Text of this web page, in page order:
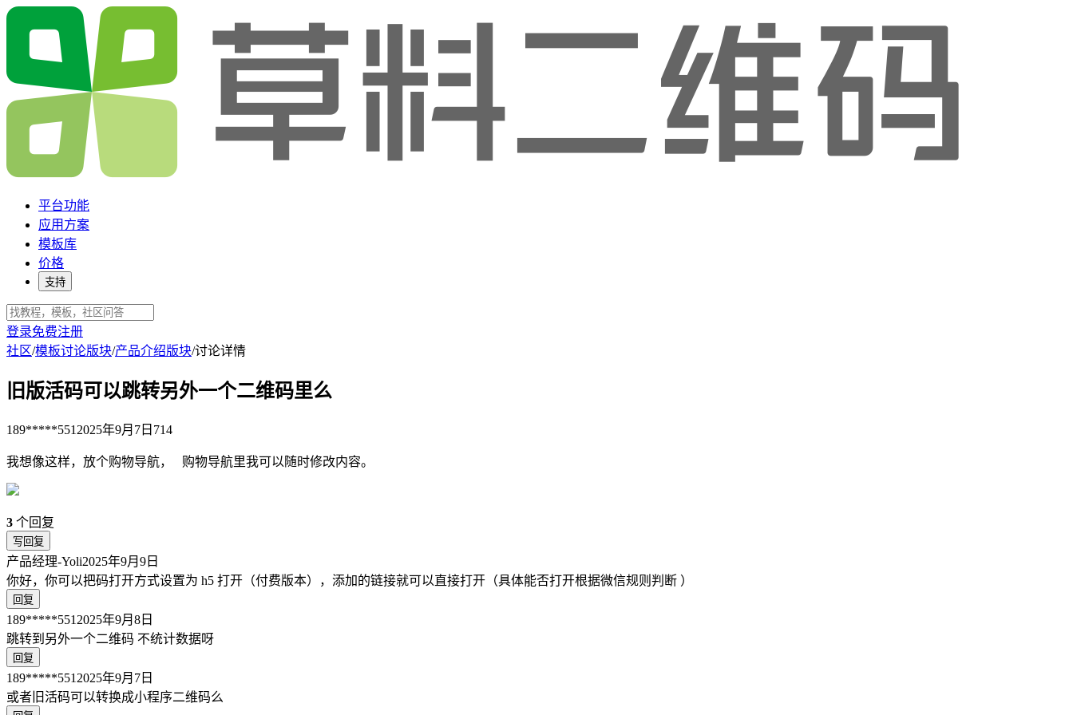
平台功能
应用方案
模板库
价格
支持
登录免费注册
社区/模板讨论版块/产品介绍版块/讨论详情
旧版活码可以跳转另外一个二维码里么
189*****551 2025年9月7日 714
我想像这样，放个购物导航， 购物导航里我可以随时修改内容。
3 个回复
写回复
产品经理-Yoli2025年9月9日
你好，你可以把码打开方式设置为 h5 打开（付费版本），添加的链接就可以直接打开（具体能否打开根据微信规则判断 ）
回复
189*****551 2025年9月8日
跳转到另外一个二维码 不统计数据呀
回复
189*****551 2025年9月7日
或者旧活码可以转换成小程序二维码么